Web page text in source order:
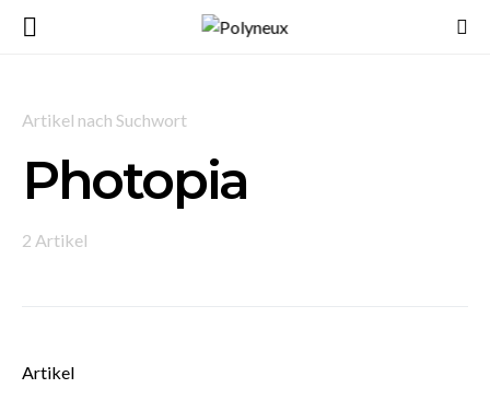
Artikel nach Suchwort
Photopia
2 Artikel
Artikel